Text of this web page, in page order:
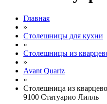
Главная
»
Столешницы для кухни
»
Столешницы из
»
Avant Quartz
»
Столешница из
9100 Статуарио Лилль